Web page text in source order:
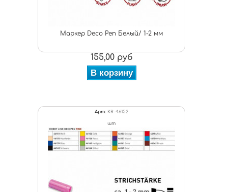
Маркер Deco Pen Белый/ 1-2 мм
155,00 руб
В корзину
Арт: KR-46152
шт